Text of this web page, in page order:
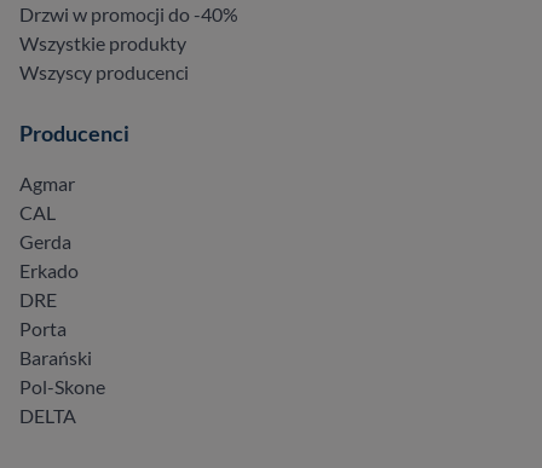
Drzwi w promocji do -40%
Wszystkie produkty
Wszyscy producenci
Producenci
Agmar
CAL
Gerda
Erkado
DRE
Porta
Barański
Pol-Skone
DELTA